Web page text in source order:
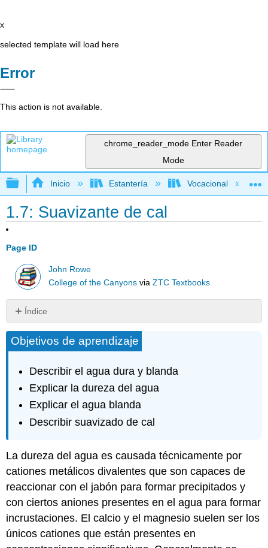
x
selected template will load here
Error
This action is not available.
chrome_reader_mode Enter Reader
Mode
Expandir/contraer jerarquía global
Inicio Estantería Vocacional
1.7: Suavizante de cal
Page ID
John Rowe
College of the Canyons viaZTC Textbooks
Índice
Suavizante
Química
Químicos
Ablandamiento
de
intercambio
Blending
Preguntas
de
revisión
Preguntas
de
prueba
Objetivos de aprendizaje
Describir el agua dura y blanda
Explicar la dureza del agua
Explicar el agua blanda
Describir suavizado de cal
La dureza del agua es causada técnicamente por
cationes metálicos divalentes que son capaces de
reaccionar con el jabón para formar precipitados y
con ciertos aniones presentes en el agua para formar
incrustaciones. El calcio y el magnesio suelen ser los
únicos cationes que están presentes en